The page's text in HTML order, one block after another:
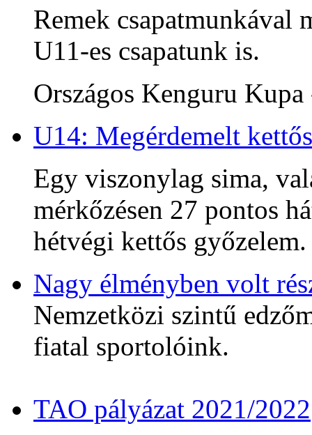
Remek csapatmunkával
U11-es csapatunk is.
Országos Kenguru
U14: Megérdemelt
Egy viszonylag sima,
mérkőzésen 27 pontos
hétvégi kettős győzelem.
Nagy élményben volt
Nemzetközi szintű
fiatal sportolóink.
TAO pályázat 2021/2022